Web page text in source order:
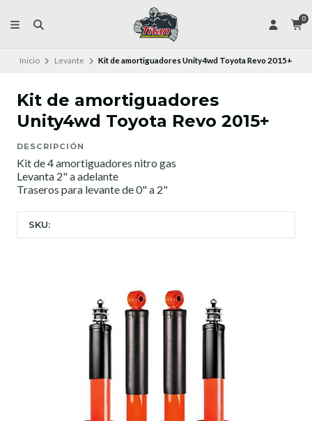
0
Inicio Levante Kit de amortiguadores Unity4wd Toyota Revo 2015+
Kit de amortiguadores
Unity4wd Toyota Revo 2015+
DESCRIPCIÓN
Kit de 4 amortiguadores nitro gas
Levanta 2" a adelante
Traseros para levante de 0" a 2"
SKU: